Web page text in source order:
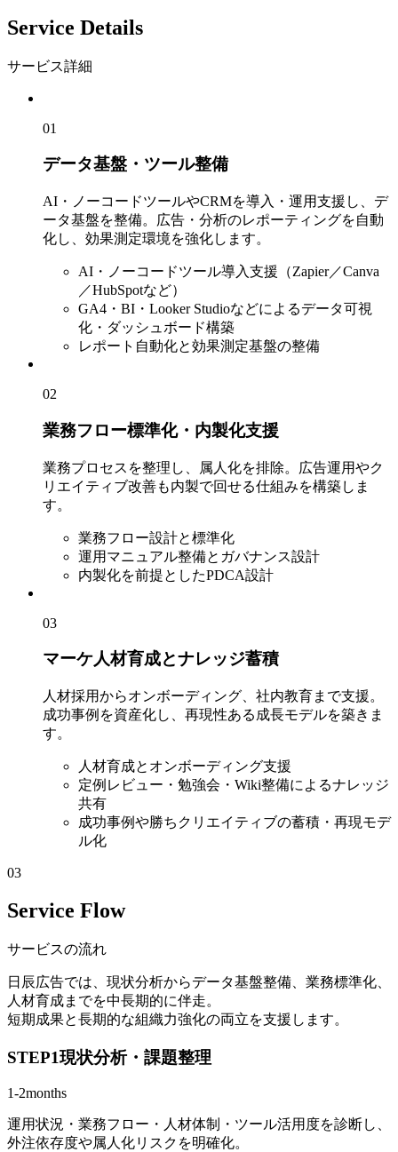
Service Details
サービス詳細
01
データ基盤・ツール整備
AI・ノーコードツールやCRMを導入・運用支援し、デ
ータ基盤を整備。広告・分析のレポーティングを自動
化し、効果測定環境を強化します。
AI・ノーコードツール導入支援（Zapier／Canva
／HubSpotなど）
GA4・BI・Looker Studioなどによるデータ可視
化・ダッシュボード構築
レポート自動化と効果測定基盤の整備
02
業務フロー標準化・内製化支援
業務プロセスを整理し、属人化を排除。広告運用やク
リエイティブ改善も内製で回せる仕組みを構築しま
す。
業務フロー設計と標準化
運用マニュアル整備とガバナンス設計
内製化を前提としたPDCA設計
03
マーケ人材育成とナレッジ蓄積
人材採用からオンボーディング、社内教育まで支援。
成功事例を資産化し、再現性ある成長モデルを築きま
す。
人材育成とオンボーディング支援
定例レビュー・勉強会・Wiki整備によるナレッジ
共有
成功事例や勝ちクリエイティブの蓄積・再現モデ
ル化
03
Service Flow
サービスの流れ
日辰広告では、現状分析からデータ基盤整備、業務標準化、
人材育成までを中長期的に伴走。
短期成果と長期的な組織力強化の両立を支援します。
STEP1現状分析・課題整理
1-2months
運用状況・業務フロー・人材体制・ツール活用度を診断し、
外注依存度や属人化リスクを明確化。